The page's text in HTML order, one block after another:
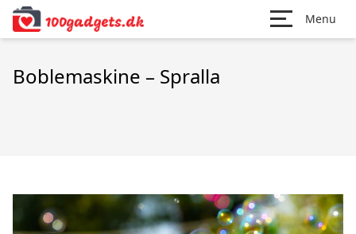
Menu
Boblemaskine – Spralla